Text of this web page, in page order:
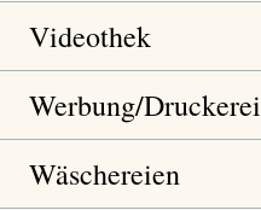
Videothek
Werbung/Druckerei
Wäschereien